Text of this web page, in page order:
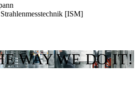
[ISM]
WAY WE DO IT!